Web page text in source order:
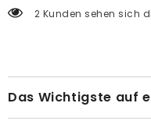
2 Kunden sehen sich
Das Wichtigste auf